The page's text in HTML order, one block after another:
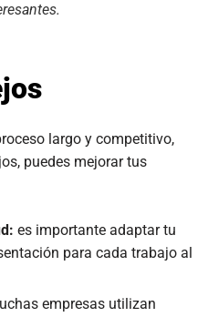
largo y competitivo,
puedes mejorar tus
es importante adaptar tu
para cada trabajo al
empresas utilizan